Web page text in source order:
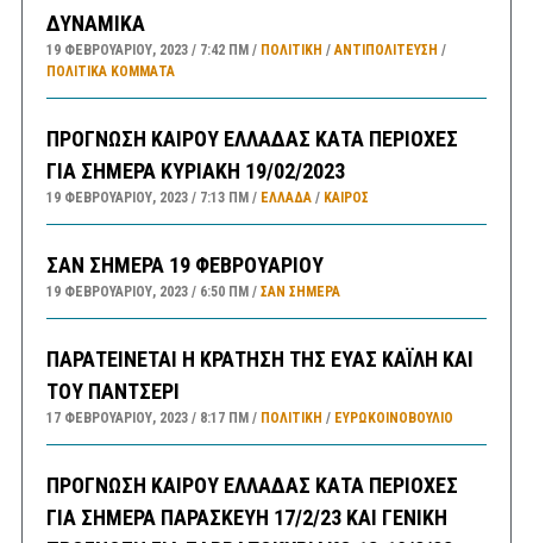
ΔΥΝΑΜΙΚΑ
19 ΦΕΒΡΟΥΑΡΊΟΥ, 2023 7:42 ΠΜ ΠΟΛΙΤΙΚΗ /ΑΝΤΙΠΟΛΊΤΕΥΣΗ /
ΠΟΛΙΤΙΚΆ ΚΌΜΜΑΤΑ
ΠΡΟΓΝΩΣΗ ΚΑΙΡΟΥ ΕΛΛΑΔΑΣ ΚΑΤΑ ΠΕΡΙΟΧΕΣ
ΓΙΑ ΣΗΜΕΡΑ ΚΥΡΙΑΚΗ 19/02/2023
19 ΦΕΒΡΟΥΑΡΊΟΥ, 2023 7:13 ΠΜ ΕΛΛΑΔA/ ΚΑΙΡΌΣ
ΣΑΝ ΣΗΜΕΡΑ 19 ΦΕΒΡΟΥΑΡΙΟΥ
19 ΦΕΒΡΟΥΑΡΊΟΥ, 2023 6:50 ΠΜ ΣΑΝ ΣΉΜΕΡΑ
ΠΑΡΑΤΕΙΝΕΤΑΙ Η ΚΡΑΤΗΣΗ ΤΗΣ ΕΥΑΣ ΚΑΪΛΗ ΚΑΙ
ΤΟΥ ΠΑΝΤΣΕΡΙ
17 ΦΕΒΡΟΥΑΡΊΟΥ, 2023 8:17 ΠΜ ΠΟΛΙΤΙΚΗ / ΕΥΡΩΚΟΙΝΟΒΟΥΛΙΟ
ΠΡΟΓΝΩΣΗ ΚΑΙΡΟΥ ΕΛΛΑΔΑΣ ΚΑΤΑ ΠΕΡΙΟΧΕΣ
ΓΙΑ ΣΗΜΕΡΑ ΠΑΡΑΣΚΕΥΗ 17/2/23 ΚΑΙ ΓΕΝΙΚΗ